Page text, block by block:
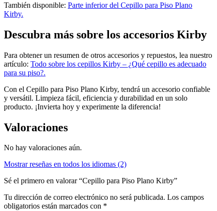
También disponible: Parte inferior del Cepillo para Piso Plano
Kirby.
Descubra más sobre los accesorios Kirby
Para obtener un resumen de otros accesorios y repuestos, lea nuestro
artículo: Todo sobre los cepillos Kirby – ¿Qué cepillo es adecuado
para su piso?.
Con el Cepillo para Piso Plano Kirby, tendrá un accesorio confiable
y versátil. Limpieza fácil, eficiencia y durabilidad en un solo
producto. ¡Invierta hoy y experimente la diferencia!
Valoraciones
No hay valoraciones aún.
Mostrar reseñas en todos los idiomas (2)
Sé el primero en valorar “Cepillo para Piso Plano Kirby”
Tu dirección de correo electrónico no será publicada. Los campos
obligatorios están marcados con *